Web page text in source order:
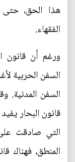
هذا الحق، حتى
الفقهاء.
ورغم أن قانون
السفن الحربية
السفن المدنية.
قانون البحار
التي صادقت